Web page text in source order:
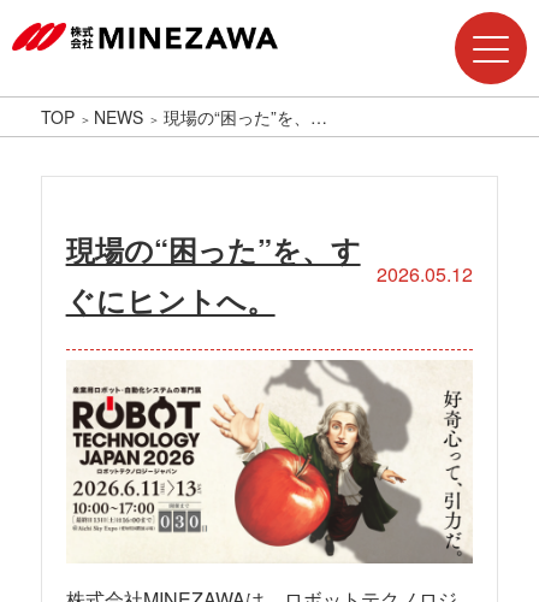
TOP NEWS 現場の“困った”を、…
現場の“困った”を、す
ぐにヒントへ。
2026.05.12